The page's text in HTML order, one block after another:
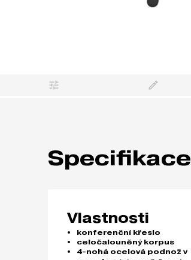
Specifikace
Vlastnosti
konferenční křeslo
celočalouněný korpus
4-nohá ocelová podnož v